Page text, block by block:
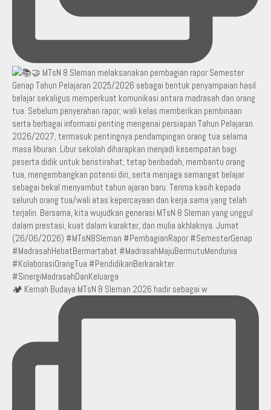
🏕️ Kemah Budaya MTsN 8 Sleman 2026 hadir sebagai w